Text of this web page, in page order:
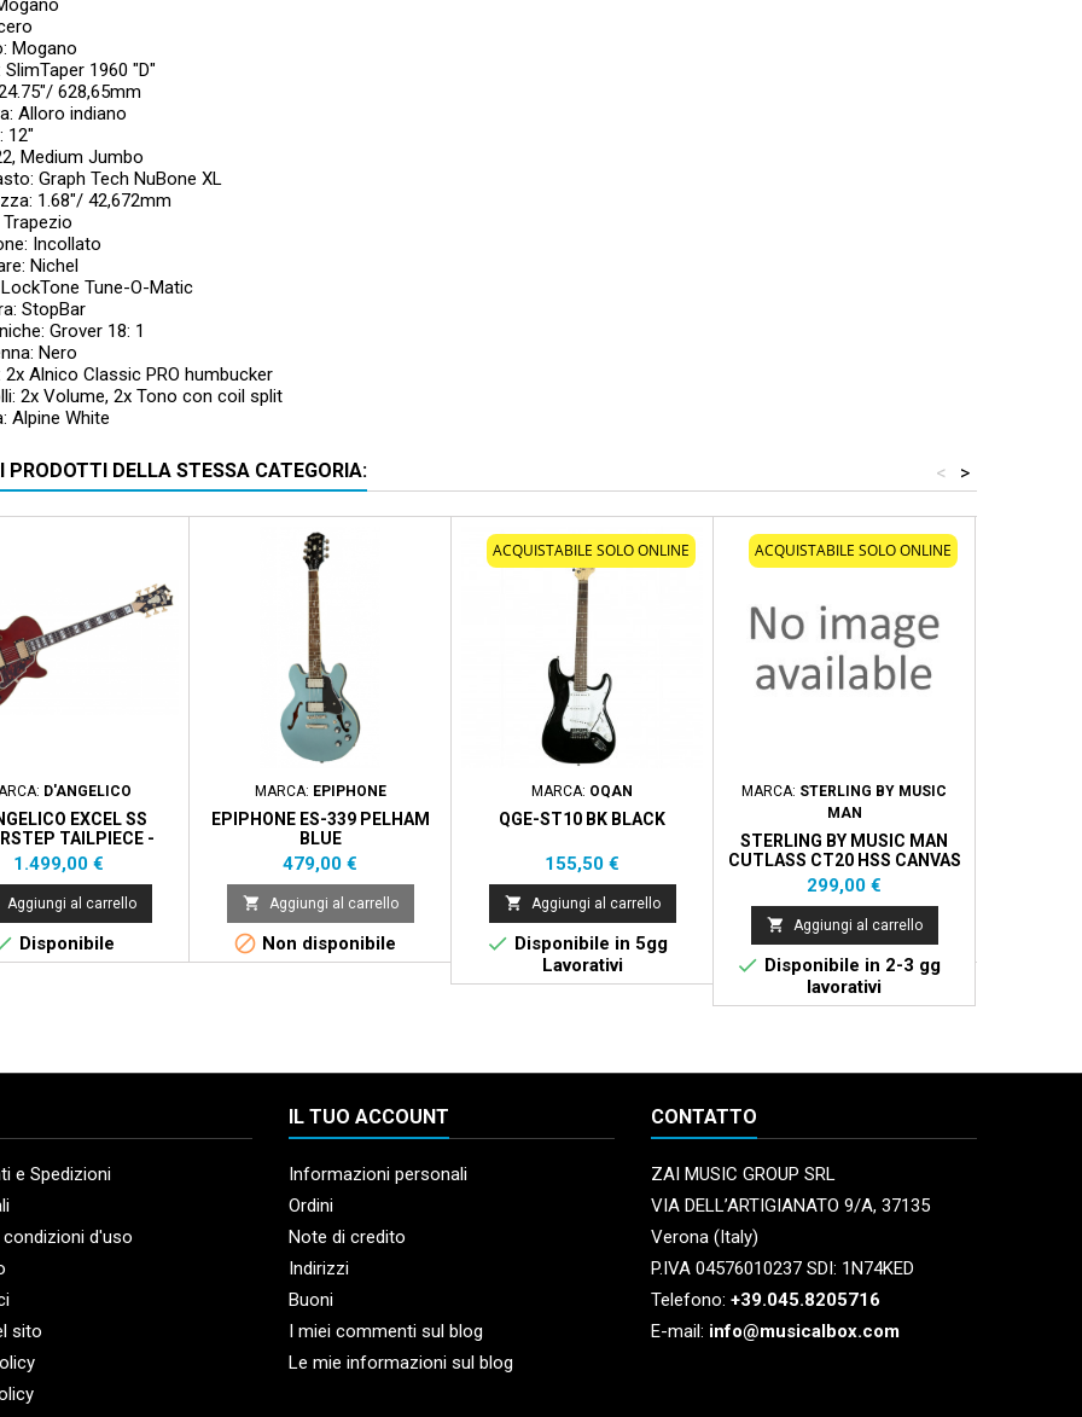
Mogano
1960 "D"
628,65mm
Alloro indiano
12"
Medium Jumbo
Graph Tech NuBone XL
1.68"/ 42,672mm
Incollato
Nichel
Tune-O-Matic
StopBar
Grover 18: 1
Nero
2x Alnico Classic PRO humbucker
2x Volume, 2x Tono con coil split
Alpine White
PRODOTTI DELLA STESSA CATEGORIA: >
<
D'ANGELICO
EXCEL SS
TAILPIECE -
VIOLA
Prezzo
1.499,00 €
Aggiungi al carrello
Disponibile
MARCA: EPIPHONE
EPIPHONE ES-339 PELHAM
BLUE
Prezzo
479,00 €
 Aggiungi al carrello
 Non disponibile
ACQUISTABILE SOLO ONLINE
MARCA: OQAN
QGE-ST10 BK BLACK
Prezzo
155,50 €
 Aggiungi al carrello
 Disponibile in 5gg
Lavorativi
ACQUISTABILE SOLO ONLINE
MARCA: STERLING BY MUSIC
MAN
STERLING BY MUSIC MAN
CUTLASS CT20 HSS CANVAS
WHITE
Prezzo
299,00 €
 Aggiungi al carrello
 Disponibile in 2-3 gg
lavorativi
e Spedizioni
condizioni d'uso
sito
IL TUO ACCOUNT
Informazioni personali
Ordini
Note di credito
Indirizzi
Buoni
I miei commenti sul blog
Le mie informazioni sul blog
CONTATTO
ZAI MUSIC GROUP SRL
VIA DELL’ARTIGIANATO 9/A, 37135
Verona (Italy)
P.IVA 04576010237 SDI: 1N74KED
Telefono: +39.045.8205716
E-mail: info@musicalbox.com